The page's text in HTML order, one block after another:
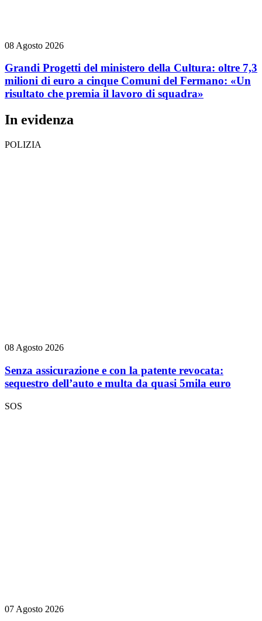
08 Agosto 2026
Grandi Progetti del ministero della Cultura: oltre 7,3
milioni di euro a cinque Comuni del Fermano: «Un
risultato che premia il lavoro di squadra»
In evidenza
POLIZIA
08 Agosto 2026
Senza assicurazione e con la patente revocata:
sequestro dell’auto e multa da quasi 5mila euro
SOS
07 Agosto 2026